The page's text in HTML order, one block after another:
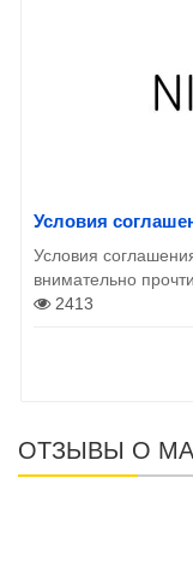
Условия
Условия
внимательно
2413
ОТЗЫВЫ О